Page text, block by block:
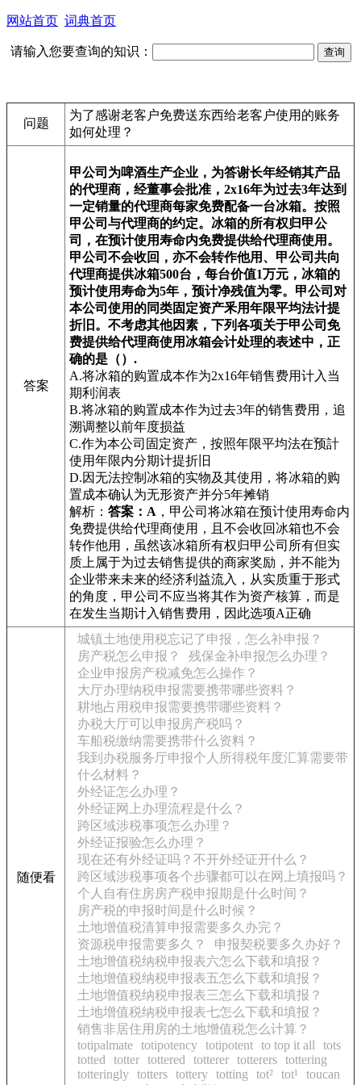
网站首页 词典首页
请输入您要查询的知识：
问题
为了感谢老客户免费送东西给老客户使用的账务
如何处理？
答案
甲公司为啤酒生产企业，为答谢长年经销其产品
的代理商，经董事会批准，2x16年为过去3年达到
一定销量的代理商每家免费配备一台冰箱。按照
甲公司与代理商的约定。冰箱的所有权归甲公
司，在预计使用寿命内免费提供给代理商使用。
甲公司不会收回，亦不会转作他用、甲公司共向
代理商提供冰箱500台，每台价值1万元，冰箱的
预计使用寿命为5年，预计净残值为零。甲公司对
本公司使用的同类固定资产釆用年限平均法计提
折旧。不考虑其他因素，下列各项关于甲公司免
费提供给代理商使用冰箱会计处理的表述中，正
确的是（）.
A.将冰箱的购置成本作为2x16年销售费用计入当
期利润表
B.将冰箱的购置成本作为过去3年的销售费用，追
溯调整以前年度损益
C.作为本公司固定资产，按照年限平均法在预計
使用年限内分期计提折旧
D.因无法控制冰箱的实物及其使用，将冰箱的购
置成本确认为无形资产并分5年摊销
解析： 答案：A ，甲公司将冰箱在预计使用寿命内
免费提供给代理商使用，且不会收回冰箱也不会
转作他用，虽然该冰箱所有权归甲公司所有但实
质上属于为过去销售提供的商家奖励，并不能为
企业带来未来的经济利益流入，从实质重于形式
的角度，甲公司不应当将其作为资产核算，而是
在发生当期计入销售费用，因此选项A正确
随便看
城镇土地使用税忘记了申报，怎么补申报？
房产税怎么申报？
残保金补申报怎么办理？
企业申报房产税减免怎么操作？
大厅办理纳税申报需要携带哪些资料？
耕地占用税申报需要携带哪些资料？
办税大厅可以申报房产税吗？
车船税缴纳需要携带什么资料？
我到办税服务厅申报个人所得税年度汇算需要带
什么材料？
外经证怎么办理？
外经证网上办理流程是什么？
跨区域涉税事项怎么办理？
外经证报验怎么办理？
现在还有外经证吗？不开外经证开什么？
跨区域涉税事项各个步骤都可以在网上填报吗？
个人自有住房房产税申报期是什么时间？
房产税的申报时间是什么时候？
土地增值税清算申报需要多久办完？
资源税申报需要多久？
申报契税要多久办好？
土地增值税纳税申报表六怎么下载和填报？
土地增值税纳税申报表五怎么下载和填报？
土地增值税纳税申报表三怎么下载和填报？
土地增值税纳税申报表七怎么下载和填报？
销售非居住用房的土地增值税怎么计算？
totipalmate totipotency totipotent to top it all
tots
totted
totter tottered totterer totterers tottering
totteringly totters tottery totting tot² tot¹
toucan